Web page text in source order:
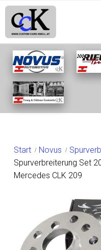
Start Novus
Spurverbreiterung Set
Mercedes CLK 209